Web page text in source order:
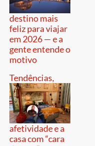
destino mais
feliz para viajar
em 2026 — e a
gente entende o
motivo
Tendências,
afetividade e a
casa com “cara